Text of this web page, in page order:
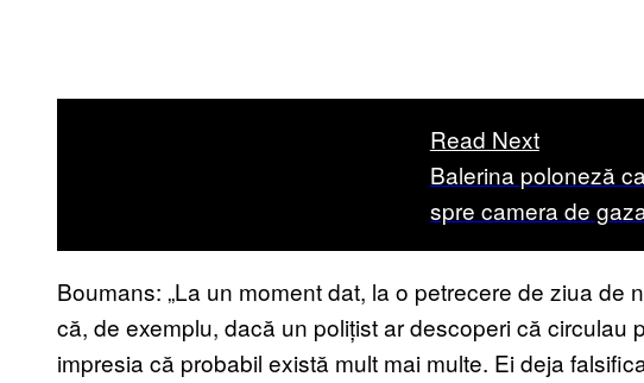
Read Next
Balerina poloneză
spre camera de
Boumans: „La un moment dat, la o petrecere de ziua de
că, de exemplu, dacă un polițist ar descoperi că circulau
impresia că probabil există mult mai multe. Ei deja